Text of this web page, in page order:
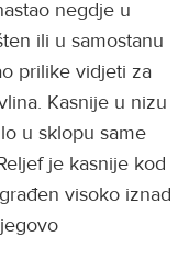
negdje u
ili u samostanu
prilike vidjeti za
Kasnije u nizu
u sklopu same
je kasnije kod
visoko iznad